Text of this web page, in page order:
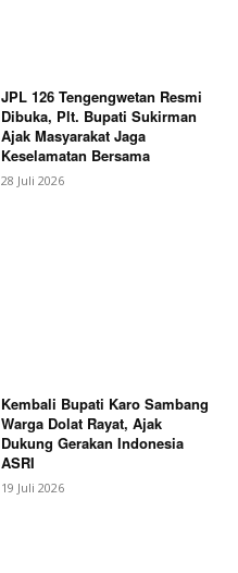
JPL 126 Tengengwetan Resmi
Dibuka, Plt. Bupati Sukirman
Ajak Masyarakat Jaga
Keselamatan Bersama
28 Juli 2026
Kembali Bupati Karo Sambang
Warga Dolat Rayat, Ajak
Dukung Gerakan Indonesia
ASRI
19 Juli 2026